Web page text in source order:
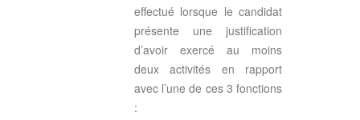
effectué lorsque le candidat
présente une justification
d’avoir exercé au moins
deux activités en rapport
avec l’une de ces 3 fonctions
: